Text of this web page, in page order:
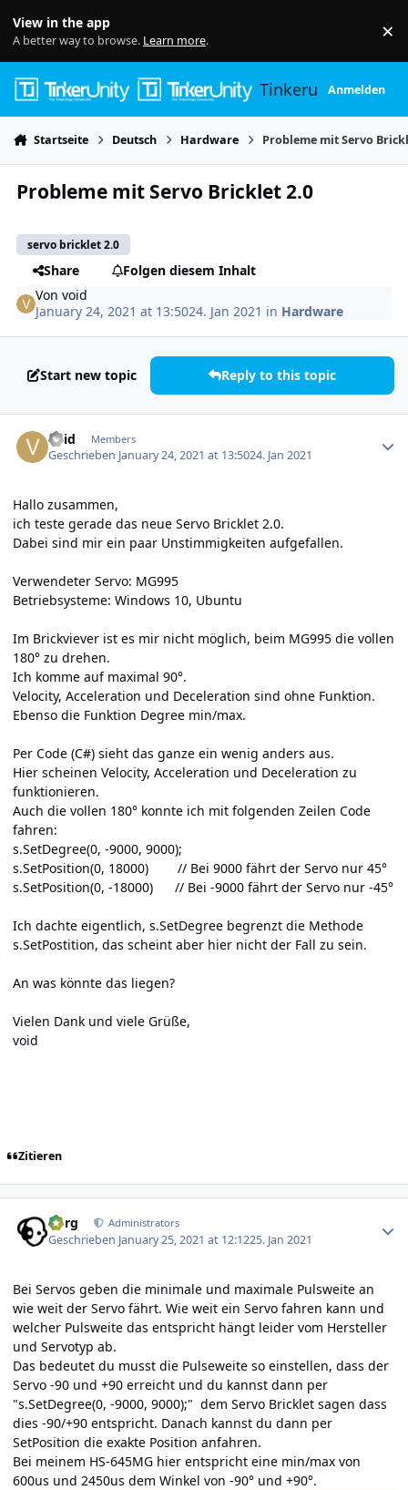
View in the app
A better way to browse. Learn more. ×
TinkerunityAnmelden
Startseite Deutsch Hardware Probleme mit Servo
Probleme mit Servo Bricklet 2.0
servo bricklet 2.0
Share
Folgen diesem Inhalt
Vonvoid
January 24, 2021 at 13:5024. Jan 2021 in Hardware
Start new topic Reply to this topic
void Members
Geschrieben January 24, 2021 at 13:5024. Jan 2021
Hallo zusammen,
ich teste gerade das neue Servo Bricklet 2.0.
Dabei sind mir ein paar Unstimmigkeiten aufgefallen.
Verwendeter Servo: MG995
Betriebsysteme: Windows 10, Ubuntu
Im Brickviever ist es mir nicht möglich, beim MG995 die vollen
180° zu drehen.
Ich komme auf maximal 90°.
Velocity, Acceleration und Deceleration sind ohne Funktion.
Ebenso die Funktion Degree min/max.
Per Code (C#) sieht das ganze ein wenig anders aus.
Hier scheinen Velocity, Acceleration und Deceleration zu
funktionieren.
Auch die vollen 180° konnte ich mit folgenden Zeilen Code
fahren:
s.SetDegree(0, -9000, 9000);
s.SetPosition(0, 18000) // Bei 9000 fährt der Servo nur 45°
s.SetPosition(0, -18000) // Bei -9000 fährt der Servo nur -45°
Ich dachte eigentlich, s.SetDegree begrenzt die Methode
s.SetPostition, das scheint aber hier nicht der Fall zu sein.
An was könnte das liegen?
Vielen Dank und viele Grüße,
void
Zitieren
borg Administrators
Geschrieben January 25, 2021 at 12:1225. Jan 2021
Bei Servos geben die minimale und maximale Pulsweite an
wie weit der Servo fährt. Wie weit ein Servo fahren kann und
welcher Pulsweite das entspricht hängt leider vom Hersteller
und Servotyp ab.
Das bedeutet du musst die Pulseweite so einstellen, dass der
Servo -90 und +90 erreicht und du kannst dann per
"s.SetDegree(0, -9000, 9000);" dem Servo Bricklet sagen dass
dies -90/+90 entspricht. Danach kannst du dann per
SetPosition die exakte Position anfahren.
Bei meinem HS-645MG hier entspricht eine min/max von
600us und 2450us dem Winkel von -90° und +90°.